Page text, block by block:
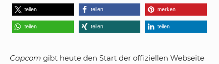
teilen teilen merken
teilen teilen teilen
Capcom gibt heute den Start der offiziellen Webseite